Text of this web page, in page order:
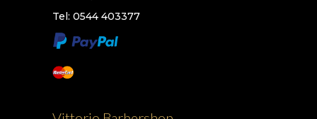
Tel: 0544 403377